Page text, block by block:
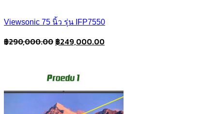
Viewsonic 75 นิ้ว รุ่น IFP7550
฿290,000.00 Original
฿290,000.00.
฿249,000.00Current